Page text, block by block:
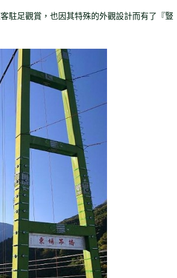
駐足觀賞，也因其特殊的外觀設計而有了『豎